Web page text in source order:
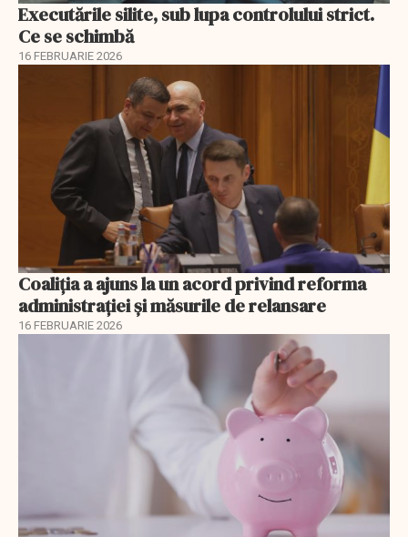
Executările silite, sub lupa controlului strict.
Ce se schimbă
16 FEBRUARIE 2026
Coaliția a ajuns la un acord privind reforma
administrației și măsurile de relansare
16 FEBRUARIE 2026